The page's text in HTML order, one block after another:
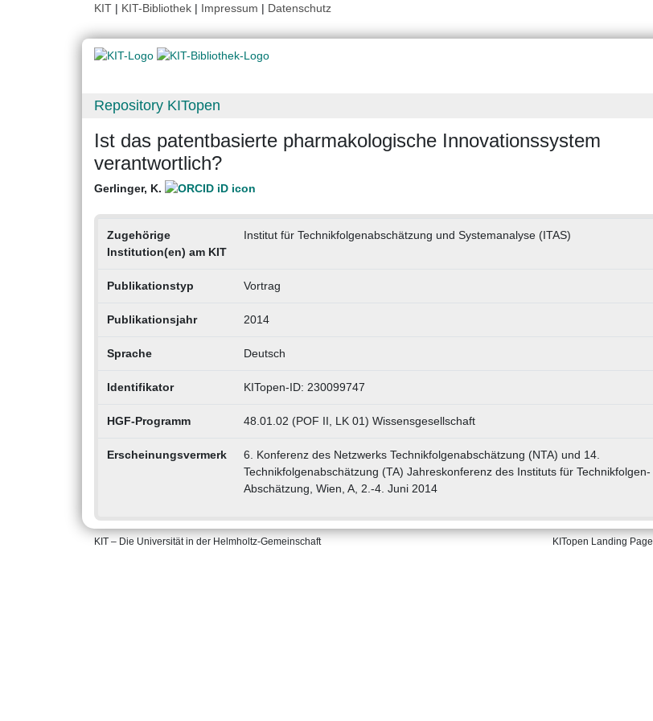
KIT | KIT-Bibliothek | Impressum | Datenschutz
Repository KITopen
Ist das patentbasierte pharmakologische Innovationssystem
verantwortlich?
Gerlinger, K.
Zugehörige
Institution(en) am KIT
Institut für Technikfolgenabschätzung und Systemanalyse (ITAS)
Publikationstyp Vortrag
Publikationsjahr 2014
Sprache Deutsch
Identifikator KITopen-ID: 230099747
HGF-Programm 48.01.02 (POF II, LK 01) Wissensgesellschaft
Erscheinungsvermerk
6. Konferenz des Netzwerks Technikfolgenabschätzung (NTA) und 14.
Technikfolgenabschätzung (TA) Jahreskonferenz des Instituts für Technikfolgen-
Abschätzung, Wien, A, 2.-4. Juni 2014
KIT – Die Universität in der Helmholtz-Gemeinschaft KITopen Landing Page